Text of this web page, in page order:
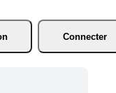
Connecter